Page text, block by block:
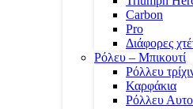
Carbon
Pro
Διάφορες
Ρόλευ – Μπικουτί
Ρόλλευ
Καρφάκια
Ρόλλευ